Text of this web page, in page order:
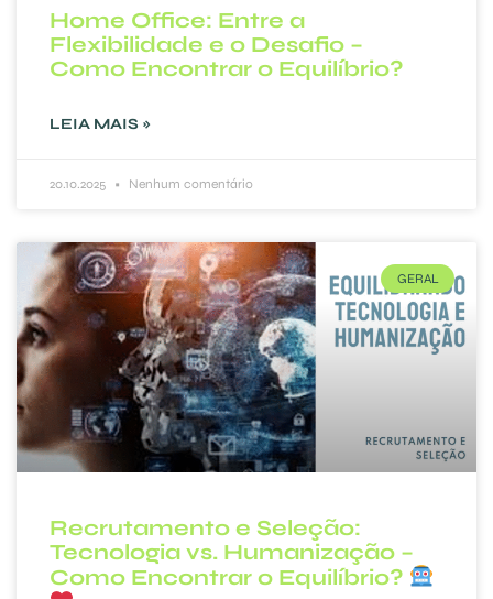
Home Office: Entre a
Flexibilidade e o Desafio –
Como Encontrar o Equilíbrio?
LEIA MAIS »
20.10.2025 Nenhum comentário
GERAL
Recrutamento e Seleção:
Tecnologia vs. Humanização –
Como Encontrar o Equilíbrio?